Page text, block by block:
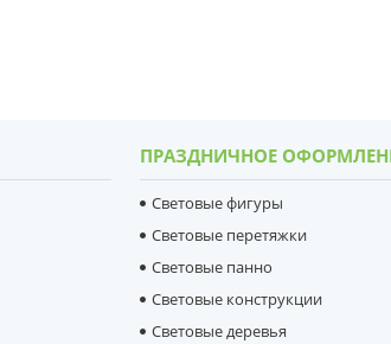
ПРАЗДНИЧНОЕ
Световые фигуры
Световые перетяжки
Световые панно
Световые конструкции
Световые деревья